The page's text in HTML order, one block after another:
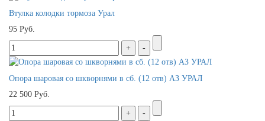
Втулка колодки тормоза Урал
95 Руб.
Опора шаровая со шкворнями в сб. (12 отв) АЗ УРАЛ
22 500 Руб.